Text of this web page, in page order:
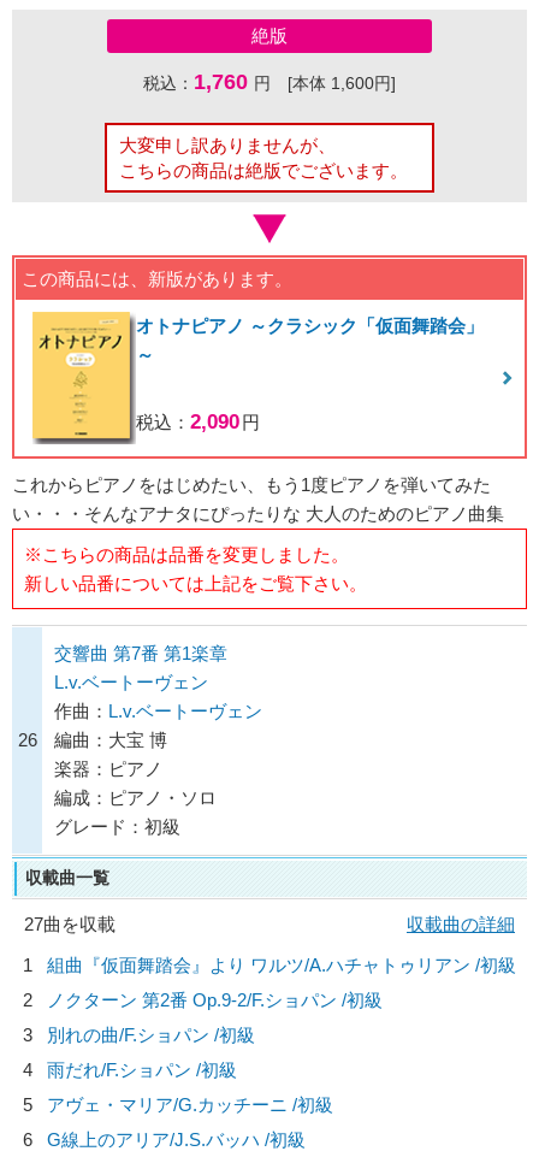
絶版
税込： 1,760 円 [本体 1,600円]
大変申し訳ありませんが、
こちらの商品は絶版でございます。
この商品には、新版があります。
オトナピアノ ～クラシック「仮面舞踏会」
～
税込： 2,090円
これからピアノをはじめたい、もう1度ピアノを弾いてみた
い・・・そんなアナタにぴったりな 大人のためのピアノ曲集
※こちらの商品は品番を変更しました。
新しい品番については上記をご覧下さい。
26
交響曲 第7番 第1楽章
L.v.ベートーヴェン
作曲： L.v.ベートーヴェン
編曲：大宝 博
楽器：ピアノ
編成：ピアノ・ソロ
グレード：初級
収載曲一覧
27曲を収載
収載曲の詳細
1
組曲『仮面舞踏会』より ワルツ/A.ハチャトゥリアン /初級
2
ノクターン 第2番 Op.9-2/F.ショパン /初級
3
別れの曲/F.ショパン /初級
4
雨だれ/F.ショパン /初級
5
アヴェ・マリア/G.カッチーニ /初級
6
G線上のアリア/J.S.バッハ /初級